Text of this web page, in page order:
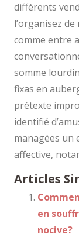
différents
l’organisez
comme entre
somme
fixas en
prétexte
identifié
managées un
affective,
Articles
en
nocive?